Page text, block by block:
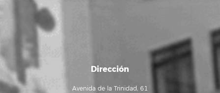
Dirección
Avenida de la Trinidad, 61